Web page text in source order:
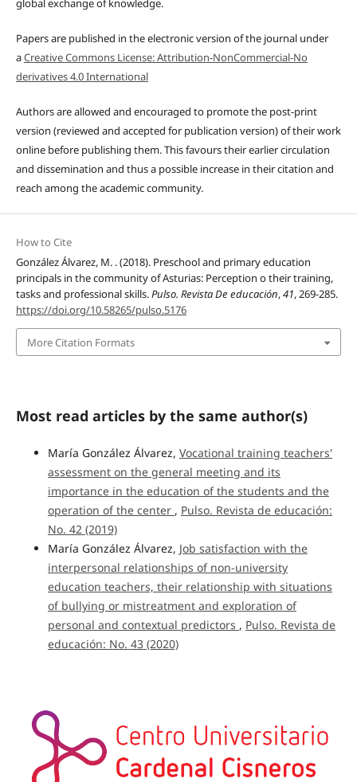
global exchange of knowledge.
Papers are published in the electronic version of the journal under
aCreative Commons License: Attribution-NonCommercial-No
derivatives 4.0 International
Authors are allowed and encouraged to promote the post-print
version (reviewed and accepted for publication version) of their work
online before publishing them. This favours their earlier circulation
and dissemination and thus a possible increase in their citation and
reach among the academic community.
How to Cite
González Álvarez, M. . (2018). Preschool and primary education
principals in the community of Asturias: Perception o their training,
tasks and professional skills.Pulso. Revista De educación,41, 269-285.
https://doi.org/10.58265/pulso.5176
More Citation Formats
Most read articles by the same author(s)
María González Álvarez, Vocational training teachers'
assessment on the general meeting and its
importance in the education of the students and the
operation of the center , Pulso. Revista de educación:
No. 42 (2019)
María González Álvarez, Job satisfaction with the
interpersonal relationships of non-university
education teachers, their relationship with situations
of bullying or mistreatment and exploration of
personal and contextual predictors , Pulso. Revista de
educación: No. 43 (2020)